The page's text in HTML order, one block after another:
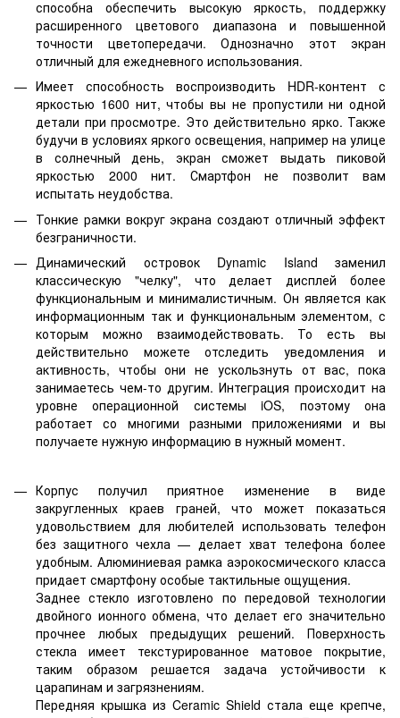
способна обеспечить высокую яркость, поддержку
расширенного цветового диапазона и повышенной
точности цветопередачи. Однозначно этот экран
отличный для ежедневного использования.
Имеет способность воспроизводить HDR-контент с
яркостью 1600 нит, чтобы вы не пропустили ни одной
детали при просмотре. Это действительно ярко. Также
будучи в условиях яркого освещения, например на улице
в солнечный день, экран сможет выдать пиковой
яркостью 2000 нит. Смартфон не позволит вам
испытать неудобства.
Тонкие рамки вокруг экрана создают отличный эффект
безграничности.
Динамический островок Dynamic Island заменил
классическую "челку", что делает дисплей более
функциональным и минималистичным. Он является как
информационным так и функциональным элементом, с
которым можно взаимодействовать. То есть вы
действительно можете отследить уведомления и
активность, чтобы они не ускользнуть от вас, пока
занимаетесь чем-то другим. Интеграция происходит на
уровне операционной системы iOS, поэтому она
работает со многими разными приложениями и вы
получаете нужную информацию в нужный момент.
Корпус получил приятное изменение в виде
закругленных краев граней, что может показаться
удовольствием для любителей использовать телефон
без защитного чехла — делает хват телефона более
удобным. Алюминиевая рамка аэрокосмического класса
придает смартфону особые тактильные ощущения.
Заднее стекло изготовлено по передовой технологии
двойного ионного обмена, что делает его значительно
прочнее любых предыдущих решений. Поверхность
стекла имеет текстурированное матовое покрытие,
таким образом решается задача устойчивости к
царапинам и загрязнениям.
Передняя крышка из Ceramic Shield стала еще крепче,